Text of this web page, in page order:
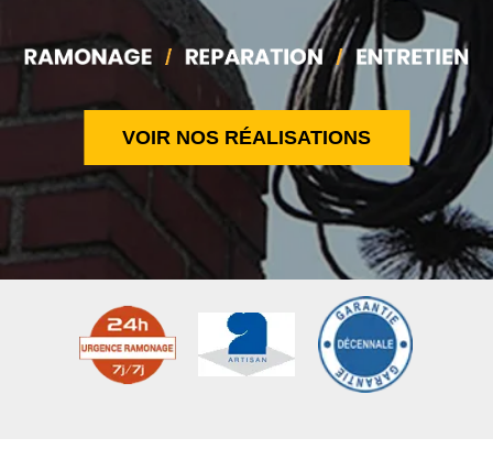
VOIR NOS RÉALISATIONS